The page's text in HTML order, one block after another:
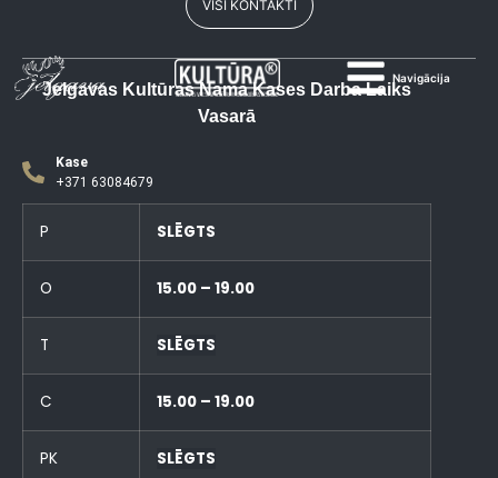
Navigācija
VISI KONTAKTI
Jelgavas Kultūras Nama Kases Darba Laiks
Vasarā
Kase
+371 63084679
P SLĒGTS
O 15.00 – 19.00
T SLĒGTS
C 15.00 – 19.00
PK SLĒGTS